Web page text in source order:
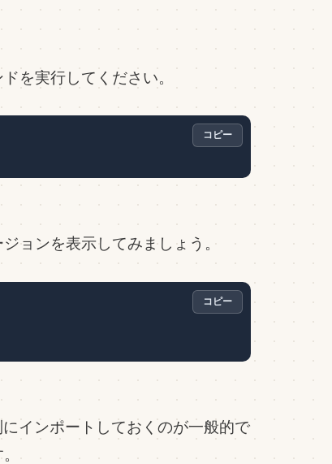
を実行してください。
コピー
ョンを表示してみましょう。
コピー
インポートしておくのが一般的で